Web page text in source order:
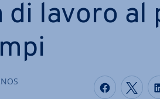
di lavoro al